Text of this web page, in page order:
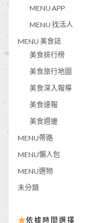
MENU APP
MENU 找活人
MENU 美食誌
美食排行榜
美食旅行地圖
美食深入報導
美食速報
美食週邊
MENU帶路
MENU懶人包
MENU選物
未分類
依據時間選擇